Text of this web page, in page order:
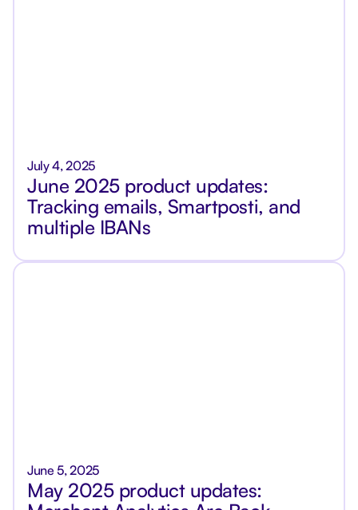
July 4, 2025
June 2025 product updates:
Tracking emails, Smartposti, and
multiple IBANs
June 5, 2025
May 2025 product updates: